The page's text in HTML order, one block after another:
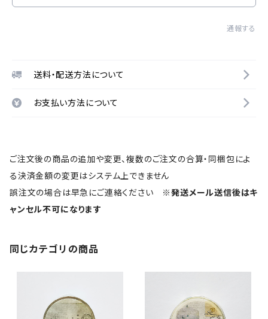
通報する
送料・配送方法について
お支払い方法について
ご注文後の商品の追加や変更、複数のご注文の合算・同梱包によ
る決済金額の変更はシステム上できません
誤注文の場合は早急にご連絡ください ※発送メール送信後はキ
ャンセル不可になります
同じカテゴリの商品